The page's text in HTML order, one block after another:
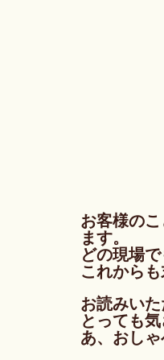
お客様の
ます。
どの現場
これから
お読みい
とっても
あ、おし